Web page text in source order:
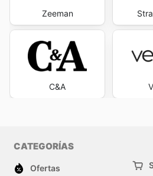
Zeeman
C&A
CATEGORÍAS
Ofertas